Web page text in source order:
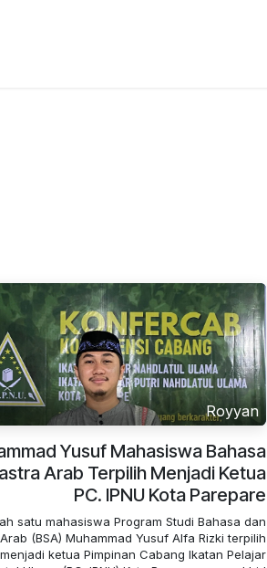
Royyan
Yusuf Mahasiswa Bahasa
Arab Terpilih Menjadi Ketua
PC. IPNU Kota Parepare
satu mahasiswa Program Studi Bahasa dan
(BSA) Muhammad Yusuf Alfa Rizki terpilih
ketua Pimpinan Cabang Ikatan Pelajar